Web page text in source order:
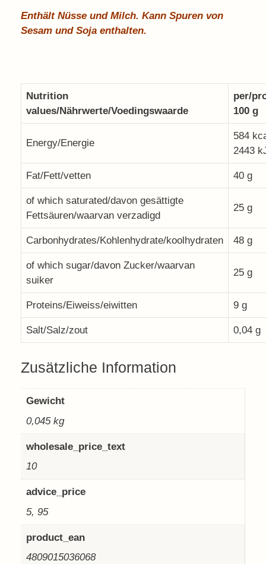
Enthält Nüsse und Milch. Kann Spuren von
Sesam und Soja enthalten.
Nutrition
values/Nährwerte/Voedingswaarde
per/
100 g
Energy/Energie
584
2443
Fat/Fett/vetten 40 g
of which saturated/davon gesättigte
Fettsäuren/waarvan verzadigd
25 g
Carbonhydrates/Kohlenhydrate/koolhydraten 48 g
of which sugar/davon Zucker/waarvan
suiker
25 g
Proteins/Eiweiss/eiwitten 9 g
Salt/Salz/zout 0,04 g
Zusätzliche Information
Gewicht
0,045 kg
wholesale_price_text
10
advice_price
5, 95
product_ean
4809015036068